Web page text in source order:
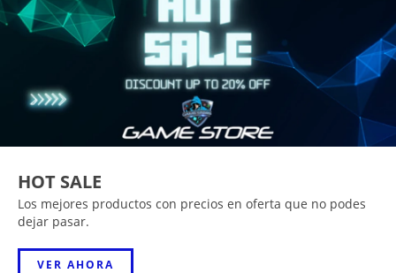
HOT SALE
Los mejores productos con precios en oferta que no podes
dejar pasar.
VER AHORA